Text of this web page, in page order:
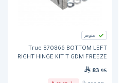
متوفر
True 870866 BOTTOM LEFT
RIGHT HINGE KIT T GDM FREEZE
83 .95